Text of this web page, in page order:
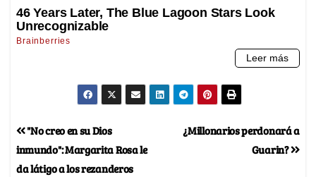
¿Millonarios perdonará a
Guarin?
"No creo en su Dios
inmundo": Margarita Rosa le
da látigo a los rezanderos